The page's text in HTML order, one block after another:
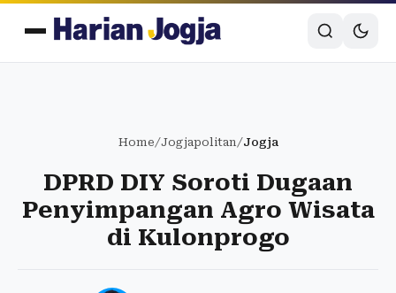
Home/Jogjapolitan/Jogja
DPRD DIY Soroti Dugaan
Penyimpangan Agro Wisata
di Kulonprogo